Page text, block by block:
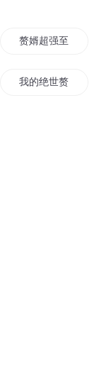
赘婿超强至尊
我的绝世赘婿